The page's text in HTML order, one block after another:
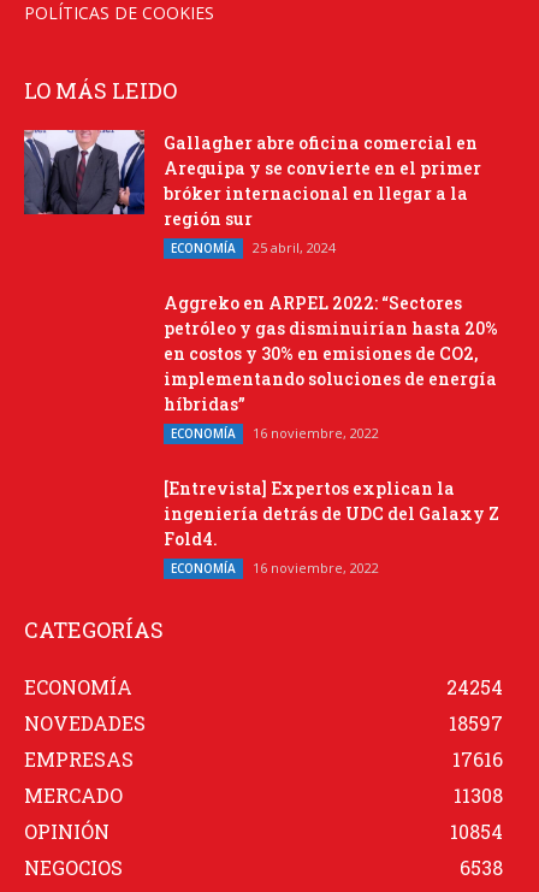
POLÍTICAS DE COOKIES
LO MÁS LEIDO
Gallagher abre oficina comercial en
Arequipa y se convierte en el primer
bróker internacional en llegar a la
región sur
ECONOMÍA 25 abril, 2024
Aggreko en ARPEL 2022: “Sectores
petróleo y gas disminuirían hasta 20%
en costos y 30% en emisiones de CO2,
implementando soluciones de energía
híbridas”
ECONOMÍA 16 noviembre, 2022
[Entrevista] Expertos explican la
ingeniería detrás de UDC del Galaxy Z
Fold4.
ECONOMÍA 16 noviembre, 2022
CATEGORÍAS
ECONOMÍA
24254
NOVEDADES
18597
EMPRESAS
17616
MERCADO
11308
OPINIÓN
10854
NEGOCIOS
6538